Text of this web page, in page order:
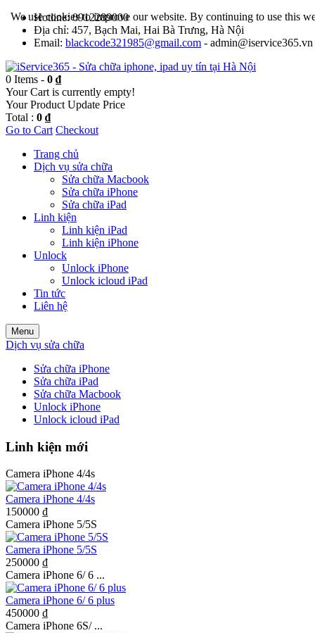
Hotline: 0912289000
Địa chỉ: 457, Bạch Mai, Hai Bà Trưng, Hà Nội
Email: blackcode321985@gmail.com - admin@iservice365.vn
0 Items - 0 ₫
Your Cart is currently empty!
Your Product Update Price
Total : 0 ₫
Go to Cart Checkout
Trang chủ
Dịch vụ sửa chữa
Sửa chữa Macbook
Sửa chữa iPhone
Sửa chữa iPad
Linh kiện
Linh kiện iPad
Linh kiện iPhone
Unlock
Unlock iPhone
Unlock icloud iPad
Tin tức
Liên hệ
Menu
Dịch vụ sửa chữa
Sửa chữa iPhone
Sửa chữa iPad
Sửa chữa Macbook
Unlock iPhone
Unlock icloud iPad
Linh kiện mới
Camera iPhone 4/4s
Camera iPhone 4/4s
150000 ₫
Camera iPhone 5/5S
Camera iPhone 5/5S
250000 ₫
Camera iPhone 6/ 6 ...
Camera iPhone 6/ 6 plus
450000 ₫
Camera iPhone 6S/ ...
We use cookies to improve our website. By continuing to use this